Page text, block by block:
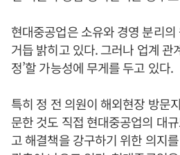
현대중공업은 소유와 경영 분리
거듭 밝히고 있다. 그러나 업계 관
정’할 가능성에 무게를 두고 있다.
특히 정 전 의원이 해외현장 방문
문한 것도 직접 현대중공업의 대
고 해결책을 강구하기 위한 의지